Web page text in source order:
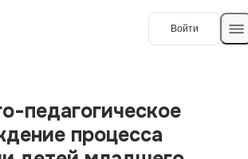
Войти
педагогическое
процесса